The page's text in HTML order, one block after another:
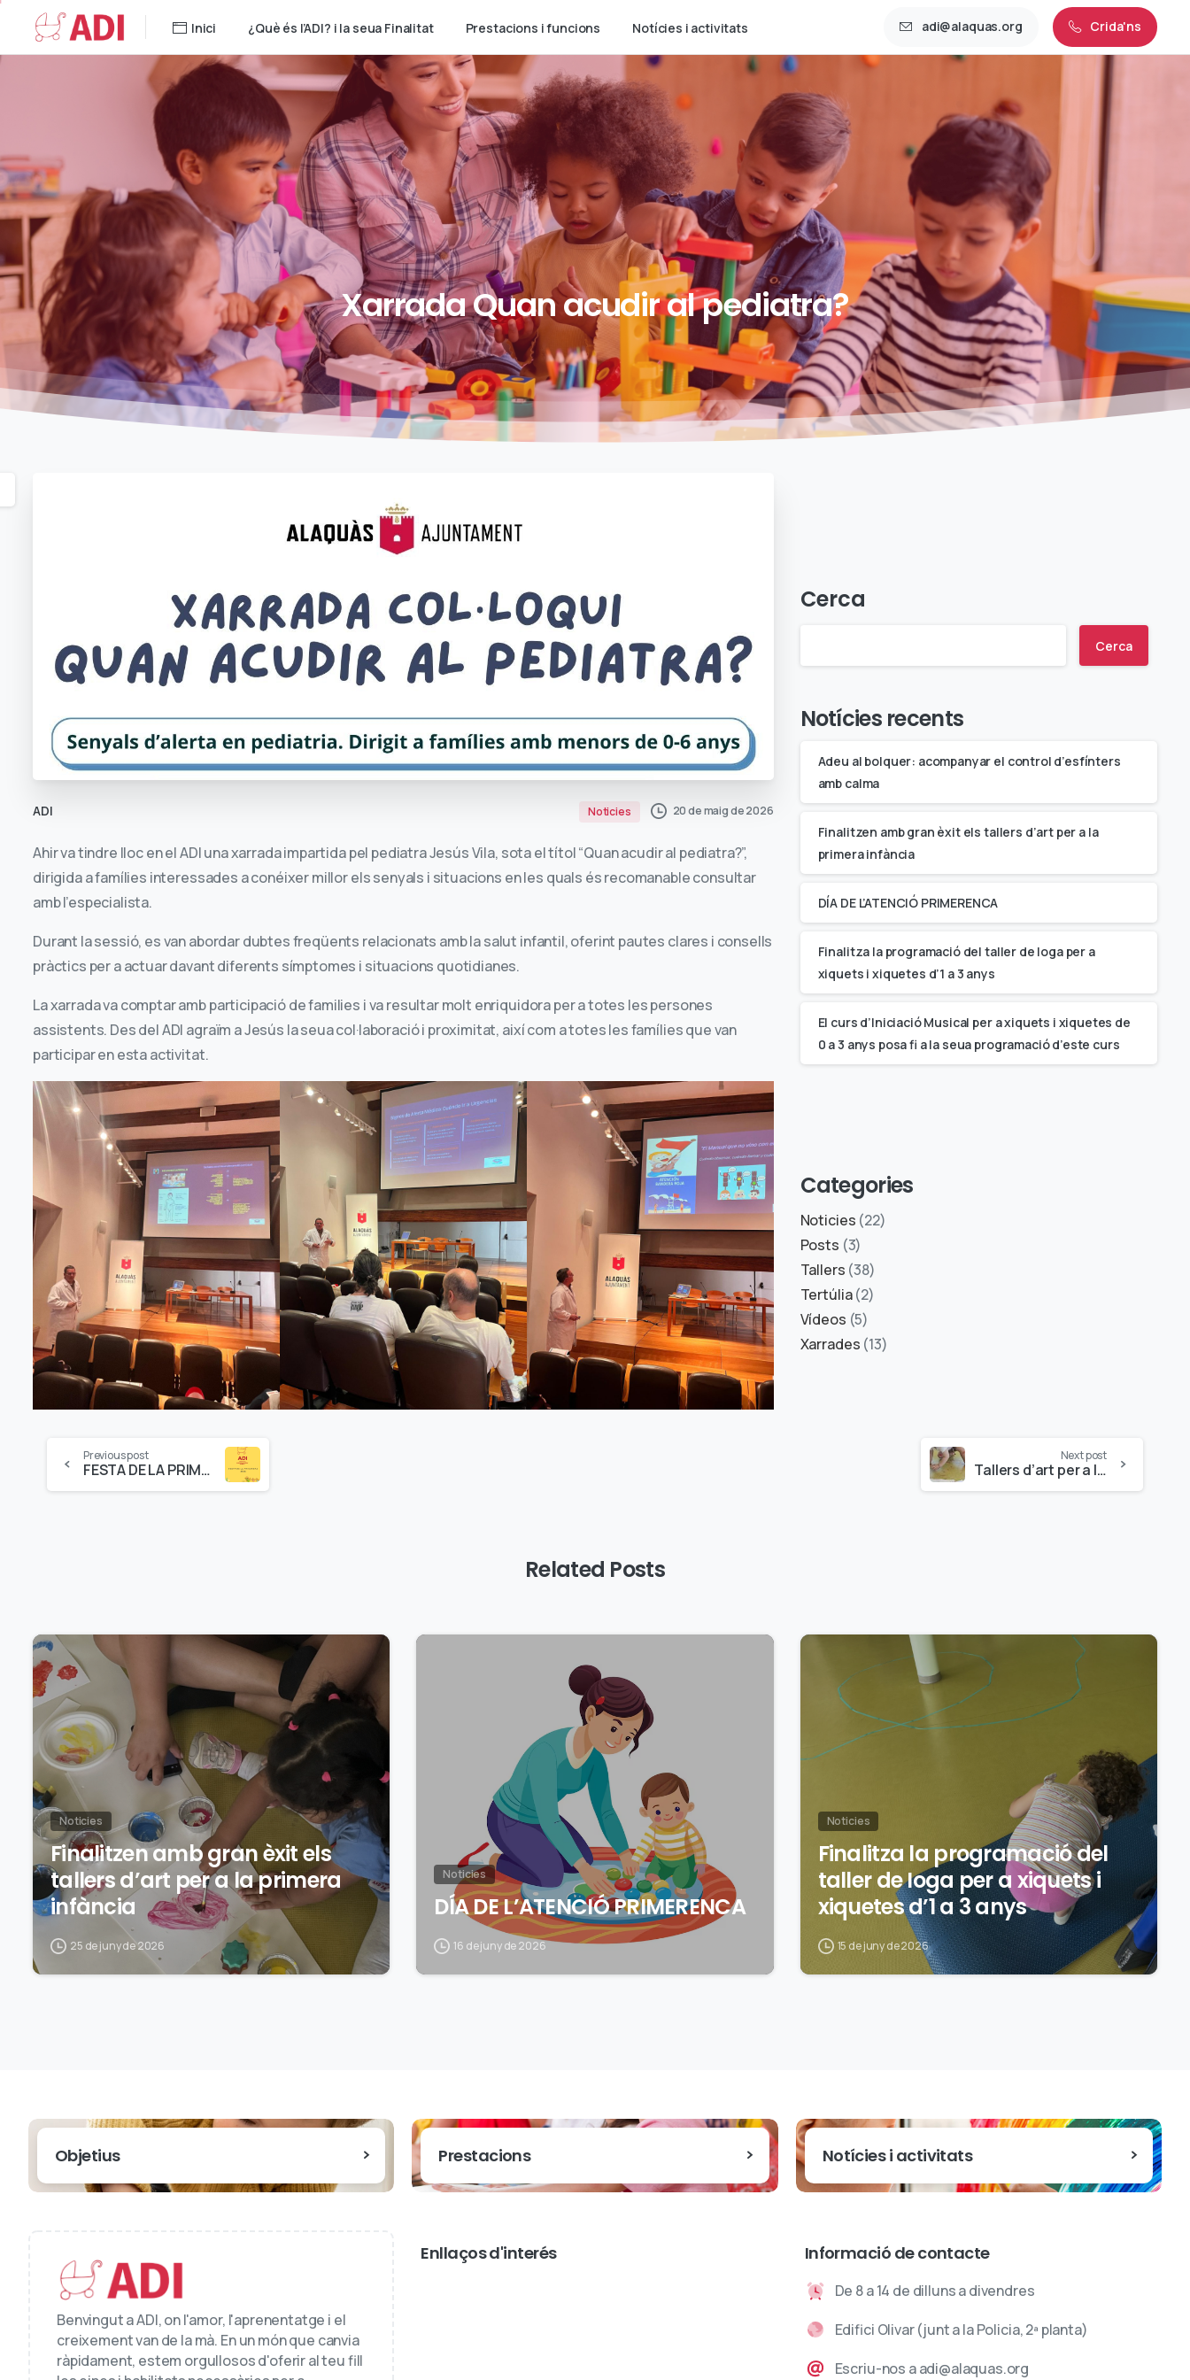
Inici ¿Què és l’ADI? i la seua Finalitat Prestacions i funcions Notícies i activitats adi@alaquas.org Crida'ns
XarradaQuanacudiralpediatra?
ADI Noticies 20 de maig de 2026
Ahir va tindre lloc en el ADI una xarrada impartida pel pediatra Jesús Vila, sota el títol “Quan acudir al pediatra?”,
dirigida a famílies interessades a conéixer millor els senyals i situacions en les quals és recomanable consultar
amb l’especialista.
Durant la sessió, es van abordar dubtes freqüents relacionats amb la salut infantil, oferint pautes clares i consells
pràctics per a actuar davant diferents símptomes i situacions quotidianes.
La xarrada va comptar amb participació de families i va resultar molt enriquidora per a totes les persones
assistents. Des del ADI agraïm a Jesús la seua col·laboració i proximitat, així com a totes les famílies que van
participar en esta activitat.
Cerca
Cerca
Notícies recents
Adeu al bolquer: acompanyar el control d’esfínters
amb calma
Finalitzen amb gran èxit els tallers d’art per a la
primera infància
DÍA DE L’ATENCIÓ PRIMERENCA
Finalitza la programació del taller de Ioga per a
xiquets i xiquetes d’1 a 3 anys
El curs d’Iniciació Musical per a xiquets i xiquetes de
0 a 3 anys posa fi a la seua programació d’este curs
Categories
Noticies (22)
Posts (3)
Tallers (38)
Tertúlia(2)
Vídeos (5)
Xarrades (13)
Previous post
FESTA DE LA PRIMAVERA 2026
Next post
Tallers d’art per a la primera infància
Related Posts
0
Noticies
Finalitzen amb gran èxit els
tallers d’art per a la primera
infància
25 de juny de 2026
Noticies
DÍA DE L’ATENCIÓ PRIMERENCA
16 de juny de 2026
Noticies
Finalitza la programació del
taller de Ioga per a xiquets i
xiquetes d’1 a 3 anys
15 de juny de 2026
Objetius Prestacions Notícies i activitats
Benvingut a ADI, on l'amor, l'aprenentatge i el
creixement van de la mà. En un món que canvia
ràpidament, estem orgullosos d'oferir al teu fill
Enllaços d'interés Informació de contacte
De 8 a 14 de dilluns a divendres
Edifici Olivar (junt a la Policia, 2ª planta)
Escriu-nos a adi@alaquas.org